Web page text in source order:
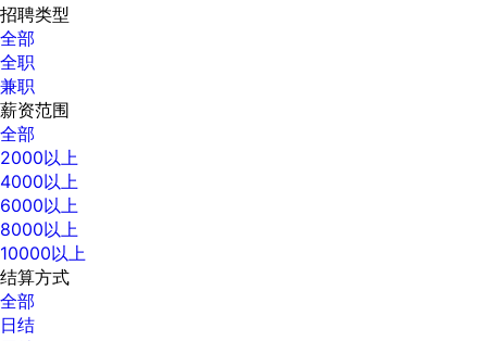
招聘类型
全部
全职
兼职
薪资范围
全部
2000以上
4000以上
6000以上
8000以上
10000以上
结算方式
全部
日结